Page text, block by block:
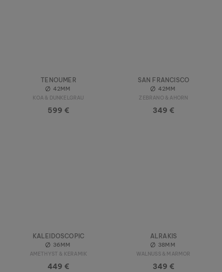
TENOUMER
42MM
KOA & DUNKELGRAU
599 €
SAN FRANCISCO
42MM
ZEBRANO & AHORN
349 €
KALEIDOSCOPIC
36MM
AMETHYST & KERAMIK
449 €
ALRAKIS
38MM
WALNUSS & MARMOR
349 €